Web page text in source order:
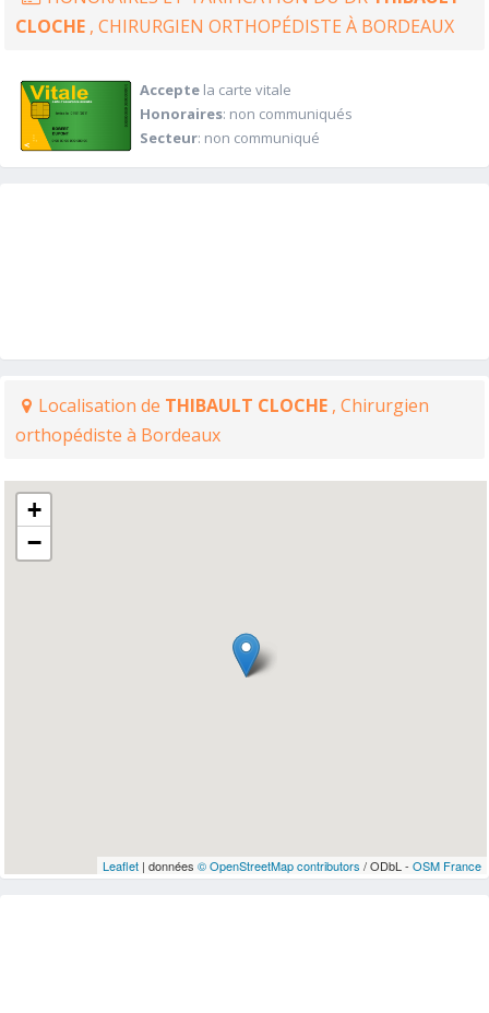
CLOCHE , CHIRURGIEN ORTHOPÉDISTE À BORDEAUX
Acceptela carte vitale
Honoraires: non communiqués
Secteur: non communiqué
Localisation de THIBAULT CLOCHE , Chirurgien
orthopédiste à Bordeaux
+
−
Leaflet| données © OpenStreetMap contributors / ODbL - OSM France